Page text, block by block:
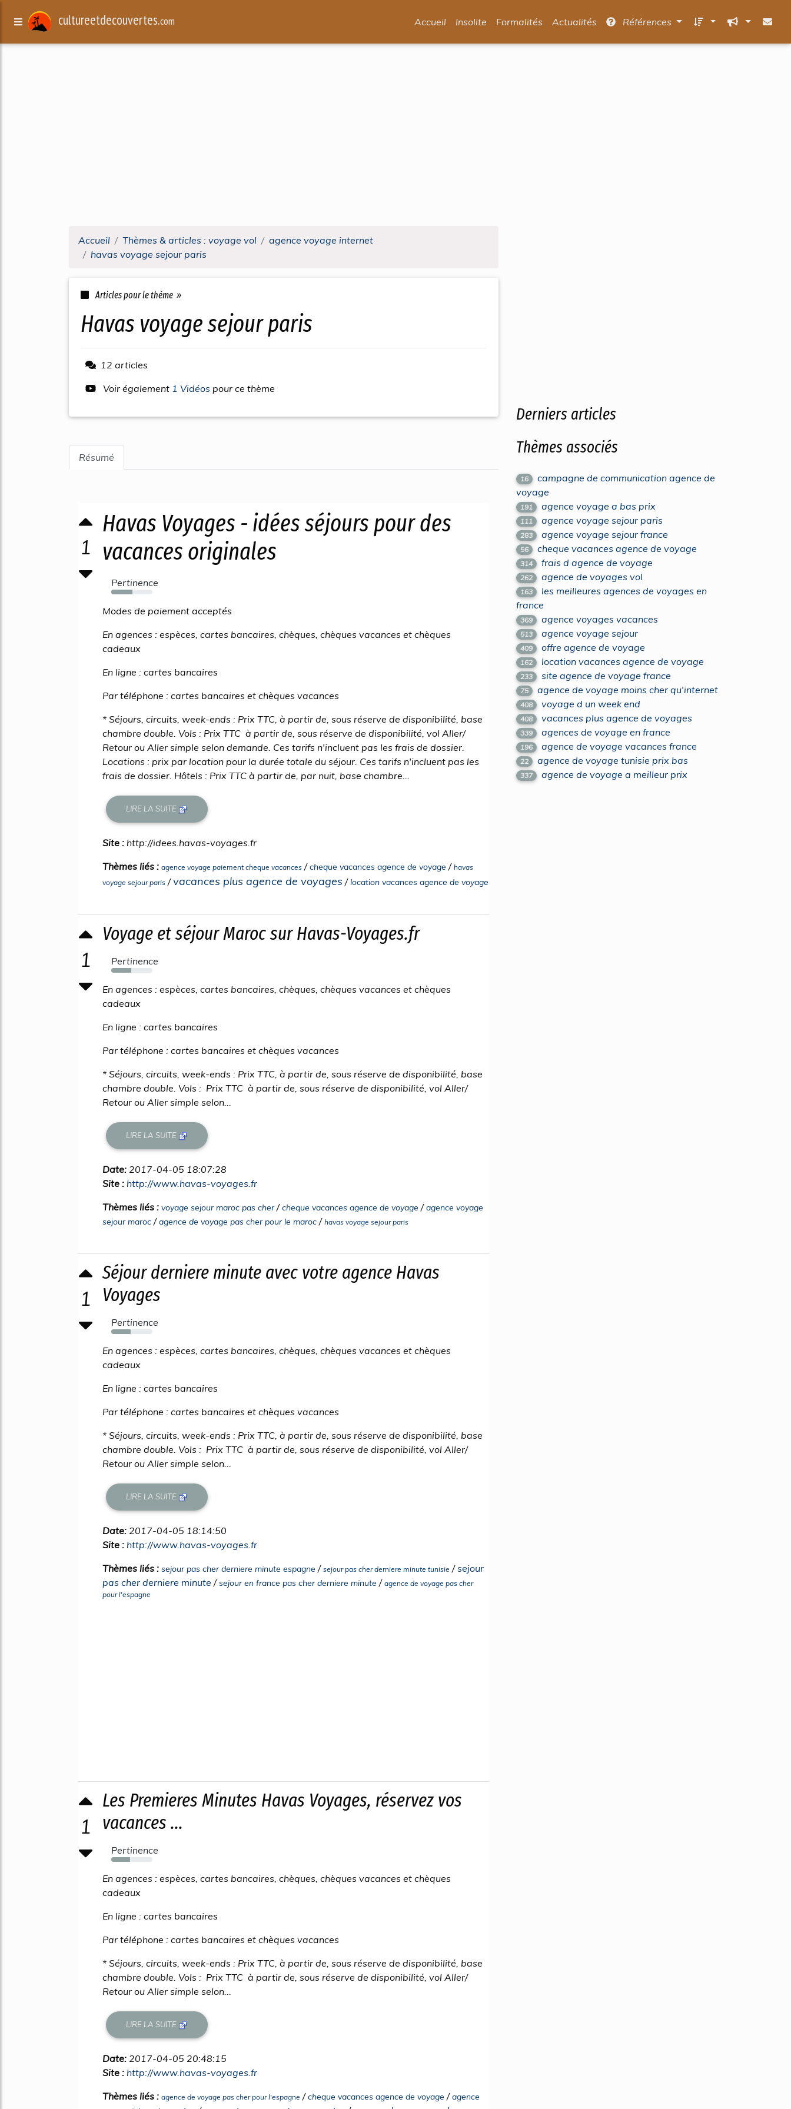
cultureetdecouvertes.com Accueil Insolite Formalités Actualités Références
Accueil Thèmes & articles : voyage vol
agence voyage internet
havas voyage sejour paris
Articles pour le thème »
havas voyage sejour paris
12 articles
Voir également 1 Vidéos pour ce thème
Résumé
1
Havas Voyages - idées séjours pour des
vacances originales
Pertinence
51%
Modes de paiement acceptés
En agences : espèces, cartes bancaires, chèques, chèques vacances et chèques
cadeaux
En ligne : cartes bancaires
Par téléphone : cartes bancaires et chèques vacances
* Séjours, circuits, week-ends : Prix TTC, à partir de, sous réserve de disponibilité, base
chambre double. Vols : Prix TTC à partir de, sous réserve de disponibilité, vol Aller/
Retour ou Aller simple selon demande. Ces tarifs n'incluent pas les frais de dossier.
Locations : prix par location pour la durée totale du séjour. Ces tarifs n'incluent pas les
frais de dossier. Hôtels : Prix TTC à partir de, par nuit, base chambre...
LIRE LA SUITE
Site : http://idees.havas-voyages.fr
Thèmes liés : agence voyage paiement cheque vacances /cheque vacances agence de voyage / havas
voyage sejour paris /vacances plus agence de voyages /location vacances agence de voyage
1
Voyage et séjour Maroc sur Havas-Voyages.fr
Pertinence
49%
En agences : espèces, cartes bancaires, chèques, chèques vacances et chèques
cadeaux
En ligne : cartes bancaires
Par téléphone : cartes bancaires et chèques vacances
* Séjours, circuits, week-ends : Prix TTC, à partir de, sous réserve de disponibilité, base
chambre double. Vols : Prix TTC à partir de, sous réserve de disponibilité, vol Aller/
Retour ou Aller simple selon...
LIRE LA SUITE
Date: 2017-04-05 18:07:28
Site : http://www.havas-voyages.fr
Thèmes liés : voyage sejour maroc pas cher/cheque vacances agence de voyage /agence voyage
sejour maroc /agence de voyage pas cher pour le maroc / havas voyage sejour paris
1
Séjour derniere minute avec votre agence Havas
Voyages
Pertinence
47%
En agences : espèces, cartes bancaires, chèques, chèques vacances et chèques
cadeaux
En ligne : cartes bancaires
Par téléphone : cartes bancaires et chèques vacances
* Séjours, circuits, week-ends : Prix TTC, à partir de, sous réserve de disponibilité, base
chambre double. Vols : Prix TTC à partir de, sous réserve de disponibilité, vol Aller/
Retour ou Aller simple selon...
LIRE LA SUITE
Date: 2017-04-05 18:14:50
Site : http://www.havas-voyages.fr
Thèmes liés : sejour pas cher derniere minute espagne / sejour pas cher derniere minute tunisie /sejour
pas cher derniere minute /sejour en france pas cher derniere minute / agence de voyage pas cher
pour l'espagne
1
Les Premieres Minutes Havas Voyages, réservez vos
vacances ...
Pertinence
45%
En agences : espèces, cartes bancaires, chèques, chèques vacances et chèques
cadeaux
En ligne : cartes bancaires
Par téléphone : cartes bancaires et chèques vacances
* Séjours, circuits, week-ends : Prix TTC, à partir de, sous réserve de disponibilité, base
chambre double. Vols : Prix TTC à partir de, sous réserve de disponibilité, vol Aller/
Retour ou Aller simple selon...
LIRE LA SUITE
Date: 2017-04-05 20:48:15
Site : http://www.havas-voyages.fr
Thèmes liés : agence de voyage pas cher pour l'espagne /cheque vacances agence de voyage /agence
Derniers articles
Thèmes associés
16
campagne de communication agence de
voyage
191 agence voyage a bas prix
111 agence voyage sejour paris
283 agence voyage sejour france
56 cheque vacances agence de voyage
314 frais d agence de voyage
262 agence de voyages vol
163
les meilleures agences de voyages en
france
369 agence voyages vacances
513 agence voyage sejour
409 offre agence de voyage
162 location vacances agence de voyage
233 site agence de voyage france
75 agence de voyage moins cher qu'internet
408 voyage d un week end
408 vacances plus agence de voyages
339 agences de voyage en france
196 agence de voyage vacances france
22 agence de voyage tunisie prix bas
337 agence de voyage a meilleur prix